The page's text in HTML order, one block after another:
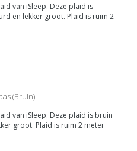
van iSleep. Deze plaid is
en lekker groot. Plaid is ruim 2
je jezelf van top tot teen
deze heerlijk zachte deken.
van super zachte Teddy stof.
(Bruin)
van iSleep. Deze plaid is bruin
groot. Plaid is ruim 2 meter
jezelf van top tot teen kunt
heerlijk zachte deken. De